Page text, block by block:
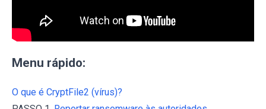
Menu rápido:
O que é CryptFile2 (vírus)?